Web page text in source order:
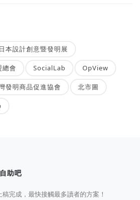
本設計創意暨發明展
總會 SocialLab OpView
發明商品促進協會 北市圖
助吧
完成，最快接觸最多讀者的方案！